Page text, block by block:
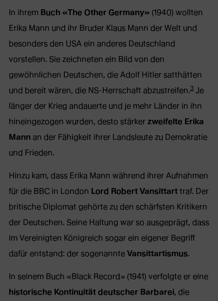
In ihrem Buch «The Other Germany» (1940) wollten
Erika Mann und ihr Bruder Klaus Mann der Welt und
besonders den USA ein anderes Deutschland
vorstellen. Sie zeichneten ein Bild von den
gewöhnlichen Deutschen, die Adolf Hitler satthätten
und bereit wären, die NS-Herrschaft abzustreifen.3Je
länger der Krieg andauerte und je mehr Länder in ihn
hineingezogen wurden, desto stärker zweifelte Erika
Mannan der Fähigkeit ihrer Landsleute zu Demokratie
und Frieden.
Hinzu kam, dass Erika Mann während ihrer Aufnahmen
für die BBC in London Lord Robert Vansittarttraf. Der
britische Diplomat gehörte zu den schärfsten Kritikern
der Deutschen. Seine Haltung war so ausgeprägt, dass
im Vereinigten Königreich sogar ein eigener Begriff
dafür entstand: der sogenannte Vansittartismus.
In seinem Buch «Black Record» (1941) verfolgte er eine
historische Kontinuität deutscher Barbarei, die